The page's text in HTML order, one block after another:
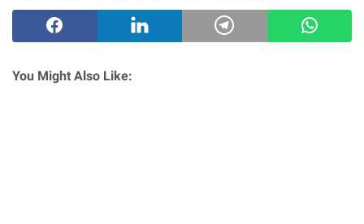
You Might Also Like: